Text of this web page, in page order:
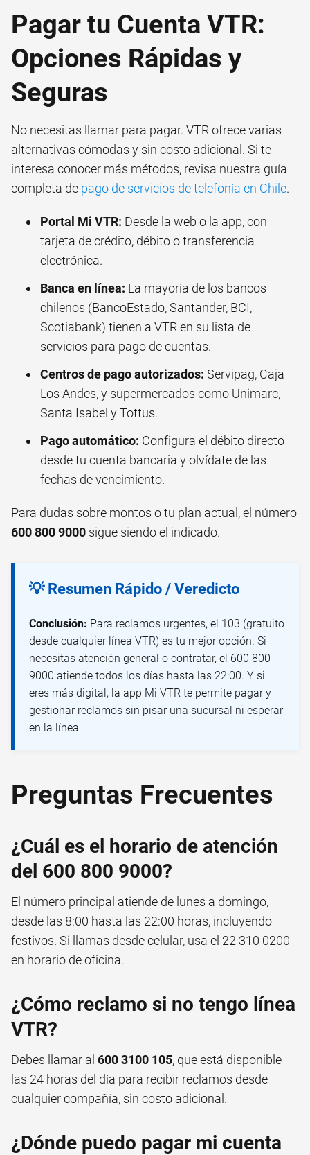
Pagar tu Cuenta VTR:
Opciones Rápidas y
Seguras
No necesitas llamar para pagar. VTR ofrece varias
alternativas cómodas y sin costo adicional. Si te
interesa conocer más métodos, revisa nuestra guía
completa de pago de servicios de telefonía en Chile.
Portal Mi VTR: Desde la web o la app, con
tarjeta de crédito, débito o transferencia
electrónica.
Banca en línea: La mayoría de los bancos
chilenos (BancoEstado, Santander, BCI,
Scotiabank) tienen a VTR en su lista de
servicios para pago de cuentas.
Centros de pago autorizados: Servipag, Caja
Los Andes, y supermercados como Unimarc,
Santa Isabel y Tottus.
Pago automático: Configura el débito directo
desde tu cuenta bancaria y olvídate de las
fechas de vencimiento.
Para dudas sobre montos o tu plan actual, el número
600 800 9000 sigue siendo el indicado.
💡 Resumen Rápido / Veredicto
Conclusión: Para reclamos urgentes, el 103 (gratuito
desde cualquier línea VTR) es tu mejor opción. Si
necesitas atención general o contratar, el 600 800
9000 atiende todos los días hasta las 22:00. Y si
eres más digital, la app Mi VTR te permite pagar y
gestionar reclamos sin pisar una sucursal ni esperar
en la línea.
Preguntas Frecuentes
¿Cuál es el horario de atención
del 600 800 9000?
El número principal atiende de lunes a domingo,
desde las 8:00 hasta las 22:00 horas, incluyendo
festivos. Si llamas desde celular, usa el 22 310 0200
en horario de oficina.
¿Cómo reclamo si no tengo línea
VTR?
Debes llamar al 600 3100 105, que está disponible
las 24 horas del día para recibir reclamos desde
cualquier compañía, sin costo adicional.
¿Dónde puedo pagar mi cuenta